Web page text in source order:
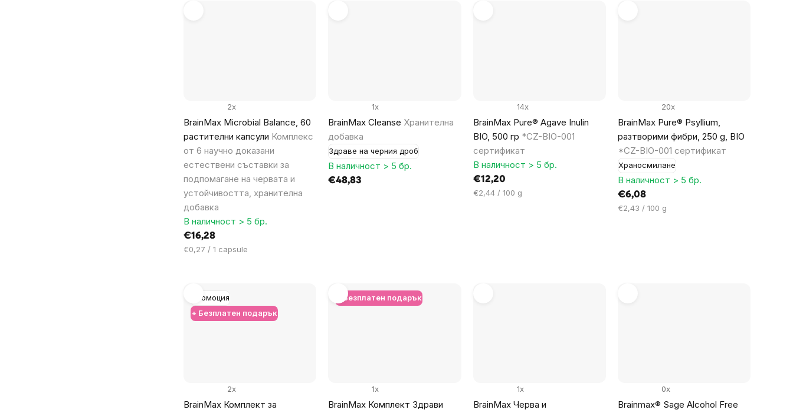
BrainMax Microbial Balance, 60
растителни капсули Комплекс
от 6 научно доказани
естествени съставки за
подпомагане на червата и
устойчивостта, хранителна
добавка
2x
В наличност > 5 бр.
€16,28
Цена
€0,27 / 1 capsule
BrainMax Cleanse Хранителна
добавка
Здраве на черния дроб
1x
В наличност > 5 бр.
€48,83
BrainMax Pure® Agave Inulin
BIO, 500 гр *CZ-BIO-001
сертификат
14x
В наличност > 5 бр.
€12,20
Цена
€2,44 / 100 g
BrainMax Pure® Psyllium,
разтворими фибри, 250 g, BIO
*CZ-BIO-001 сертификат
Храносмилане
20x
В наличност > 5 бр.
€6,08
Цена
€2,43 / 100 g
Промоция
+ Безплатен подарък
BrainMax Комплект за
2x
+ Безплатен подарък
BrainMax Комплект Здрави
1x
BrainMax Черва и
1x
Brainmax® Sage Alcohol Free
0x